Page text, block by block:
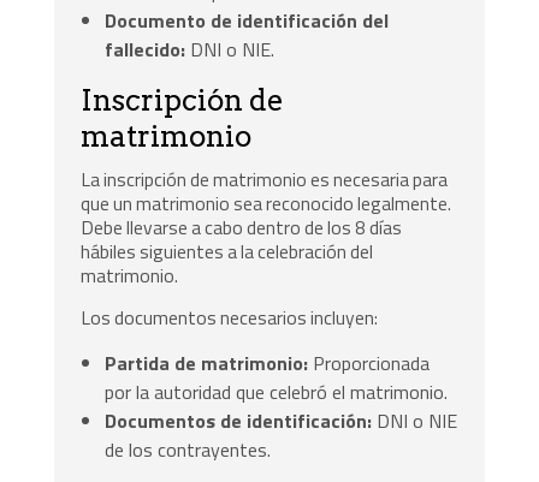
Documento de identificación del
fallecido: DNI o NIE.
Inscripción de
matrimonio
La inscripción de matrimonio es necesaria para
que un matrimonio sea reconocido legalmente.
Debe llevarse a cabo dentro de los 8 días
hábiles siguientes a la celebración del
matrimonio.
Los documentos necesarios incluyen:
Partida de matrimonio: Proporcionada
por la autoridad que celebró el matrimonio.
Documentos de identificación: DNI o NIE
de los contrayentes.